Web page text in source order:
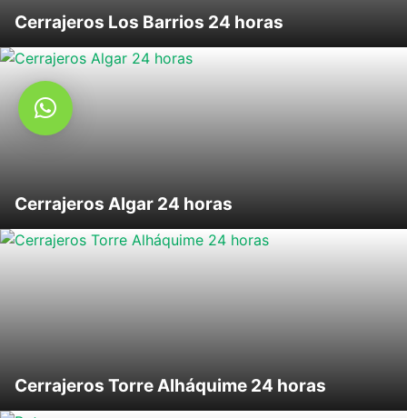
Cerrajeros Los Barrios 24 horas
Cerrajeros Algar 24 horas
Cerrajeros Torre Alháquime 24 horas